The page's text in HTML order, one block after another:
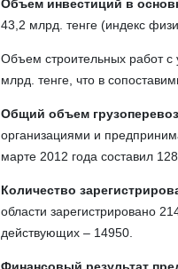
Объем инвестиций в
43,2 млрд. тенге (индекс
Объем строительных работ с
млрд. тенге, что в
Общий объем
организациями и
марте 2012 года составил
Количество
области зарегистрировано
действующих – 14950.